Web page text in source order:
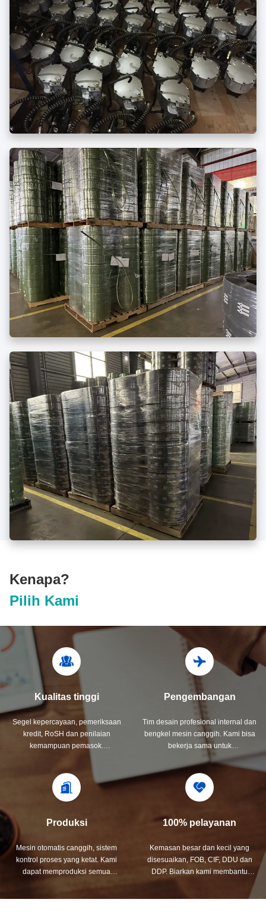
Kenapa?
Pilih Kami
Kualitas tinggi
Segel kepercayaan, pemeriksaan
kredit, RoSH dan penilaian
kemampuan pemasok.
laboratorium pengujian
profesional.
Pengembangan
Tim desain profesional internal dan
bengkel mesin canggih. Kami bisa
bekerja sama untuk
mengembangkan produk yang
Anda butuhkan.
Produksi
Mesin otomatis canggih, sistem
kontrol proses yang ketat. Kami
dapat memproduksi semua
100% pelayanan
Kemasan besar dan kecil yang
disesuaikan, FOB, CIF, DDU dan
DDP. Biarkan kami membantu
Anda menemukan solusi terbaik